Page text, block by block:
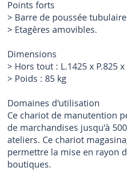
Points forts
> Barre de poussée tubulaire
> Etagères amovibles.
Dimensions
> Hors tout : L.1425 x P.825
> Poids : 85 kg
Domaines d'utilisation
Ce chariot de manutention
de marchandises jusqu'à
ateliers. Ce chariot
permettre la mise en rayon
boutiques.